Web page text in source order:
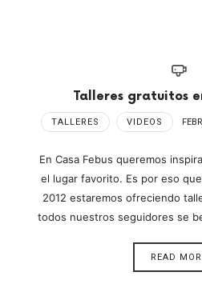
Talleres gratuitos
TALLERES VIDEOS
En Casa Febus queremos
el lugar favorito. Es por eso
2012 estaremos ofreciendo
todos nuestros seguidores se
READ